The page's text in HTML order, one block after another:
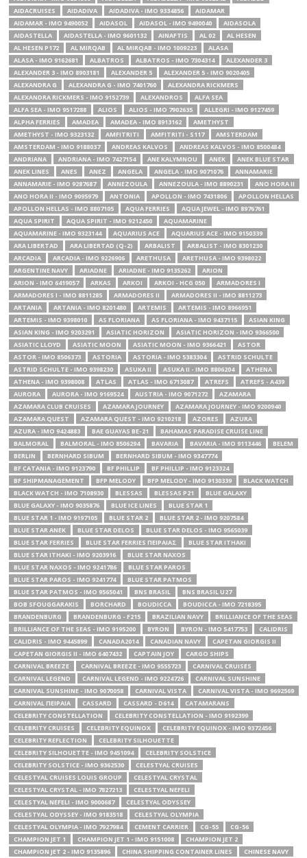
AIDACRUISES
AIDADIVA AIDADIVA - IMO 9334856
AIDAMAR
AIDAMAR - IMO 9490052
AIDASOL AIDASOL - IMO 9490040
AIDASOLA
AIDASTELLA
AIDASTELLA - IMO 9601132 AINAFTIS AL 02
AL HESEN
AL HESEN P172
AL MIRQAB AL MIRQAB - IMO 1009223
ALASA
ALASA - IMO 9162681
ALBATROS ALBATROS - IMO 7304314
ALEXANDER 3
ALEXANDER 3 - IMO 8903181
ALEXANDER 5
ALEXANDER 5 - IMO 9020405
ALEXANDRA G
ALEXANDRA G - IMO 7401760
ALEXANDRA RICKMERS
ALEXANDRA RICKMERS - IMO 9152739
ALEXANDROS
ALFA SEA
ALFA SEA - IMO 9517288
ALIOS ALIOS - IMO 7902635
ALLEGRI - IMO 9127459
ALPHA FERRIES
AMADEA AMADEA - IMO 8913162
AMETHYST
AMETHYST - IMO 9323132
AMFITRITI AMFITRITI - S117
AMSTERDAM
AMSTERDAM - IMO 9188037
ANDREAS KALVOS
ANDREAS KALVOS - IMO 8500484
ANDRIANA
ANDRIANA - IMO 7427154 ANE KALYMNOU ANEK
ANEK BLUE STAR
ANEK LINES
ANES ANEZ ANGELA ANGELA - IMO 9071076
ANNAMARIE
ANNAMARIE - IMO 9287687
ANNEZOULA ANNEZOULA - IMO 8890231
ANO HORA II
ANO HORA II - IMO 9095979
ANTONIA APOLLON - IMO 7431806
APOLLON HELLAS
APOLLON HELLAS - IMO 8807105
AQUA FERRIES
AQUA JEWEL - IMO 8976761
AQUA SPIRIT
AQUA SPIRIT - IMO 9212450
AQUAMARINE
AQUAMARINE - IMO 9323144
AQUARIUS ACE
AQUARIUS ACE - IMO 9150339
ARA LIBERTAD
ARA LIBERTAD (Q-2) ARBALIST
ARBALIST - IMO 8301230
ARCADIA
ARCADIA - IMO 9226906 ARETHUSA
ARETHUSA - IMO 9398022
ARGENTINE NAVY
ARIADNE ARIADNE - IMO 9135262
ARION
ARION - IMO 6419057
ARKAS ARKOI ARKOI - HCG 050
ARMADORES I
ARMADORES I - IMO 8811285
ARMADORES II
ARMADORES II - IMO 8811273
ARTANIA
ARTANIA - IMO 8201480 ARTEMIS
ARTEMIS - IMO 8966951
ARTEMIS - IMO 9398010
AS FLORIANA AS FLORIANA - IMO 9437115
ASIAN KING
ASIAN KING - IMO 9203291
ASIATIC HORIZON
ASIATIC HORIZON - IMO 9366500
ASIATIC LLOYD
ASIATIC MOON ASIATIC MOON - IMO 9366421
ASTOR
ASTOR - IMO 8506373
ASTORIA ASTORIA - IMO 5383304
ASTRID SCHULTE
ASTRID SCHULTE - IMO 9398230
ASUKA II ASUKA II - IMO 8806204
ATHENA
ATHENA - IMO 9398008
ATLAS ATLAS - IMO 6713087 ATREFS
ATREFS - A439
AURORA
AURORA - IMO 9169524 AUSTRIA - IMO 9071272
AZAMARA
AZAMARA CLUB CRUISES
AZAMARA JOURNEY
AZAMARA JOURNEY - IMO 9200940
AZAMARA QUEST
AZAMARA QUEST - IMO 9210218 AZORES
AZURA
AZURA - IMO 9424883
BAE GUAYAS BE-21
BAHAMAS PARADISE CRUISE LINE
BALMORAL
BALMORAL - IMO 8506294 BAVARIA BAVARIA - IMO 9113446
BELEM
BERLIN
BERNHARD SIBUM
BERNHARD SIBUM - IMO 9347774
BF CATANIA - IMO 9123790
BF PHILLIP
BF PHILLIP - IMO 9123324
BF SHIPMANAGEMENT
BFP MELODY BFP MELODY - IMO 9130339
BLACK WATCH
BLACK WATCH - IMO 7108930
BLESSAS BLESSAS P21
BLUE GALAXY
BLUE GALAXY - IMO 9035876
BLUE ICE LINES
BLUE STAR 1
BLUE STAR 1 - IMO 9197105
BLUE STAR 2
BLUE STAR 2 - IMO 9207584
BLUE STAR ANEK
BLUE STAR DELOS
BLUE STAR DELOS - IMO 9565039
BLUE STAR FERRIES
BLUE STAR FERRIES ΠΕΙΡΑΙΑΣ
BLUE STAR ITHAKI
BLUE STAR ITHAKI - IMO 9203916
BLUE STAR NAXOS
BLUE STAR NAXOS - IMO 9241786
BLUE STAR PAROS
BLUE STAR PAROS - IMO 9241774
BLUE STAR PATMOS
BLUE STAR PATMOS - IMO 9565041
BNS BRASIL
BNS BRASIL U27
BOB SFOUGGARAKIS
BORCHARD BOUDICCA
BOUDICCA - IMO 7218395
BRANDENBURG
BRANDENBURG - F215 BRAZILIAN NAVY
BRILLIANCE OF THE SEAS
BRILLIANCE OF THE SEAS - IMO 9195200
BYRON BYRON - IMO 5417753
CALIDRIS
CALIDRIS - IMO 9445899
CANADA2014 CANADIAN NAVY
CAPETAN GIORGIS II
CAPETAN GIORGIS II - IMO 6407432
CAPTAIN JOY
CARGO SHIPS
CARNIVAL BREEZE
CARNIVAL BREEZE - IMO 9555723
CARNIVAL CRUISES
CARNIVAL LEGEND
CARNIVAL LEGEND - IMO 9224726
CARNIVAL SUNSHINE
CARNIVAL SUNSHINE - IMO 9070058
CARNIVAL VISTA
CARNIVAL VISTA - IMO 9692569
CARNIVAL ΠΕΙΡΑΙΑ
CASSARD CASSARD - D614
CATAMARANS
CELEBRITY CONSTELLATION
CELEBRITY CONSTELLATION - IMO 9192399
CELEBRITY CRUISES
CELEBRITY EQUINOX
CELEBRITY EQUINOX - IMO 9372456
CELEBRITY REFLECTION
CELEBRITY SILHOUETTE
CELEBRITY SILHOUETTE - IMO 9451094
CELEBRITY SOLSTICE
CELEBRITY SOLSTICE - IMO 9362530
CELESTYAL CRUISES
CELESTYAL CRUISES LOUIS GROUP
CELESTYAL CRYSTAL
CELESTYAL CRYSTAL - IMO 7827213
CELESTYAL NEFELI
CELESTYAL NEFELI - IMO 9000687
CELESTYAL ODYSSEY
CELESTYAL ODYSSEY - IMO 9183518
CELESTYAL OLYMPIA
CELESTYAL OLYMPIA - IMO 7927984
CEMENT CARRIER CG-55
CG-56
CHAMPION JET 1
CHAMPION JET 1 - IMO 9151008
CHAMPION JET 2
CHAMPION JET 2 - IMO 9135896
CHINA SHIPPING CONTAINER LINES
CHINESE NAVY